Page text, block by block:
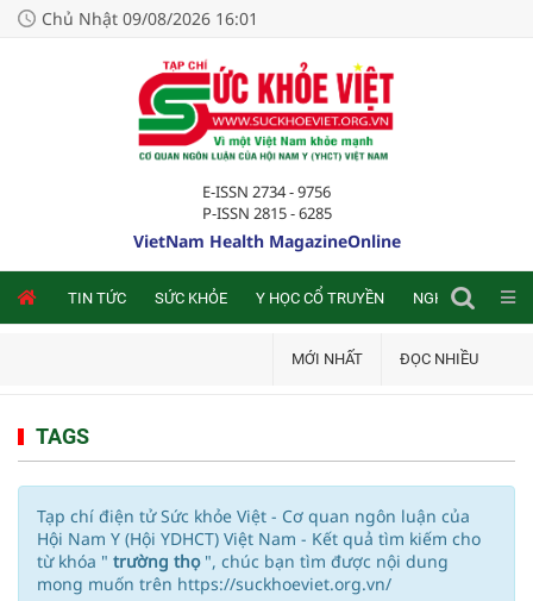
Chủ Nhật 09/08/2026 16:01
E-ISSN 2734 - 9756
P-ISSN 2815 - 6285
VietNam Health MagazineOnline
TIN TỨC SỨC KHỎE Y HỌC CỔ TRUYỀN NGHIÊN CỨU
MỚI NHẤT ĐỌC NHIỀU
TAGS
Tạp chí điện tử Sức khỏe Việt - Cơ quan ngôn luận của
Hội Nam Y (Hội YDHCT) Việt Nam - Kết quả tìm kiếm cho
từ khóa " trường thọ ", chúc bạn tìm được nội dung
mong muốn trên https://suckhoeviet.org.vn/